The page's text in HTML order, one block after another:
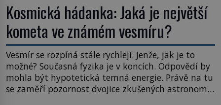
Kosmická hádanka: Jaká je největší
kometa ve známém vesmíru?
Vesmír se rozpíná stále rychleji. Jenže, jak je to
možné? Současná fyzika je v koncích. Odpovědí by
mohla být hypotetická temná energie. Právě na tu
se zaměří pozornost dvojice zkušených astronomů.